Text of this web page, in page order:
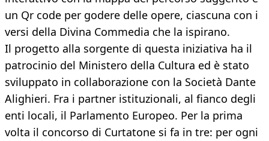
un Qr code per godere delle opere, ciascuna con i
versi della Divina Commedia che la ispirano.
Il progetto alla sorgente di questa iniziativa ha il
patrocinio del Ministero della Cultura ed è stato
sviluppato in collaborazione con la Società Dante
Alighieri. Fra i partner istituzionali, al fianco degli
enti locali, il Parlamento Europeo. Per la prima
volta il concorso di Curtatone si fa in tre: per ogni